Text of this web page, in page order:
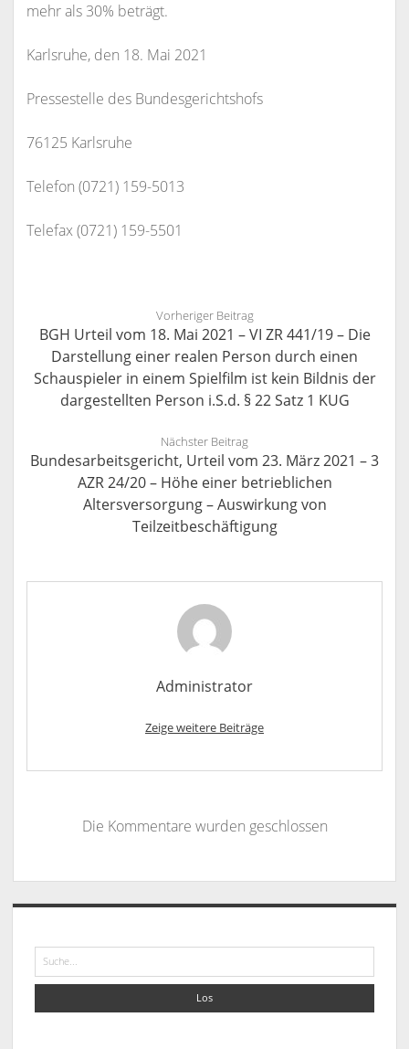
mehr als 30% beträgt.
Karlsruhe, den 18. Mai 2021
Pressestelle des Bundesgerichtshofs
76125 Karlsruhe
Telefon (0721) 159-5013
Telefax (0721) 159-5501
Vorheriger Beitrag
BGH Urteil vom 18. Mai 2021 – VI ZR 441/19 – Die
Darstellung einer realen Person durch einen
Schauspieler in einem Spielfilm ist kein Bildnis der
dargestellten Person i.S.d. § 22 Satz 1 KUG
Nächster Beitrag
Bundesarbeitsgericht, Urteil vom 23. März 2021 – 3
AZR 24/20 – Höhe einer betrieblichen
Altersversorgung – Auswirkung von
Teilzeitbeschäftigung
Administrator
Zeige weitere Beiträge
Die Kommentare wurden geschlossen
Sidebar
Suche